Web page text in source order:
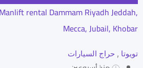
rental Dammam Riyadh Jeddah,
Mecca, Jubail, Khobar
تويوتا , حراج السيارات